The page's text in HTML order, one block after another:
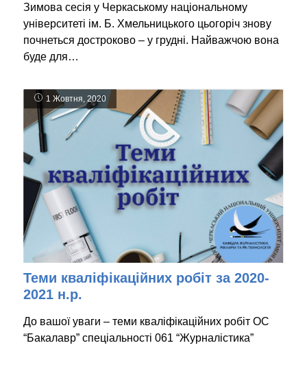
Зимова сесія у Черкаському національному
університеті ім. Б. Хмельницького цьогоріч знову
почнеться достроково – у грудні. Найважчою вона
буде для…
1 Жовтня, 2020
Теми кваліфікаційних робіт за 2020-
2021 н.р.
До вашої уваги – теми кваліфікаційних робіт ОС
“Бакалавр” спеціальності 061 “Журналістика”